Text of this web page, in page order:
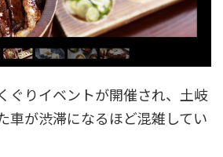
ぐりイベントが開催され、土岐
車が渋滞になるほど混雑してい